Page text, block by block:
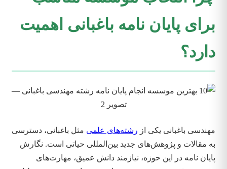
برای پایان نامه باغبانی اهمیت
دارد؟
مهندسی باغبانی یکی از رشته‌های علمی مثل باغبانی، دسترسی
به مقالات و پژوهش‌های جدید بین‌المللی حیاتی است. نگارش
پایان نامه در این حوزه، نیازمند دانش عمیق، مهارت‌های